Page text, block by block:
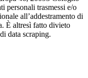
personali trasmessi e/o
all’addestramento di
È altresì fatto divieto
data scraping.